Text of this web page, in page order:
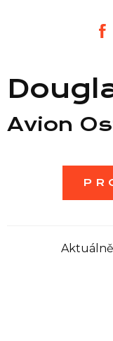
Avion